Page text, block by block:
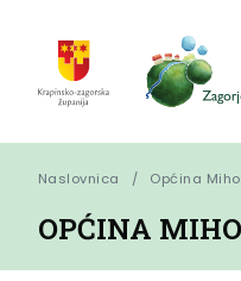
Naslovnica Općina
OPĆINA